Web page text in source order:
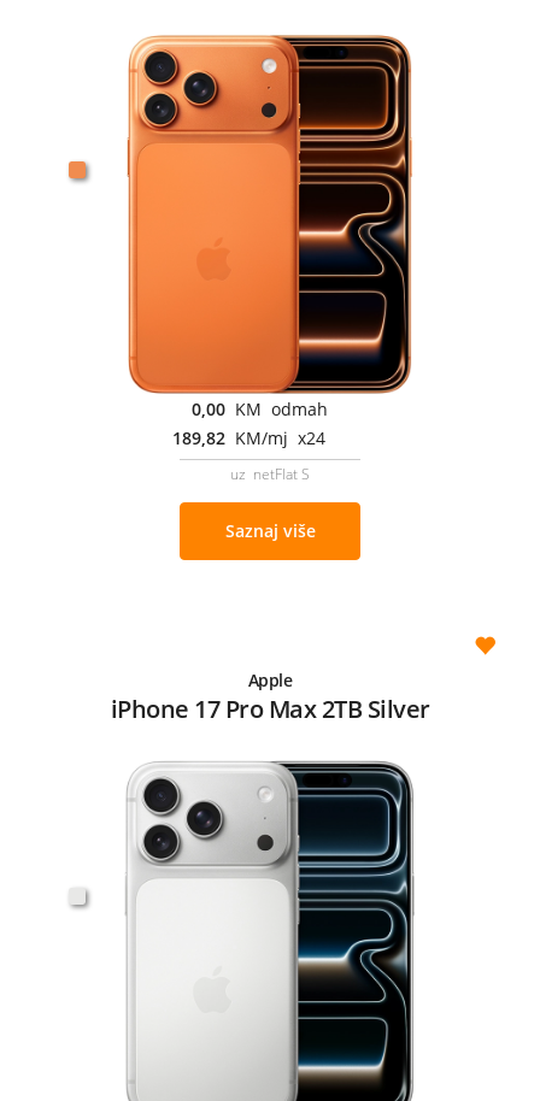
0,00 KM odmah
189,82 KM/mj x24
uz netFlat S
Saznaj više
Apple
iPhone 17 Pro Max 2TB Silver